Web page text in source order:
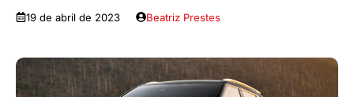
19 de abril de 2023 Beatriz Prestes